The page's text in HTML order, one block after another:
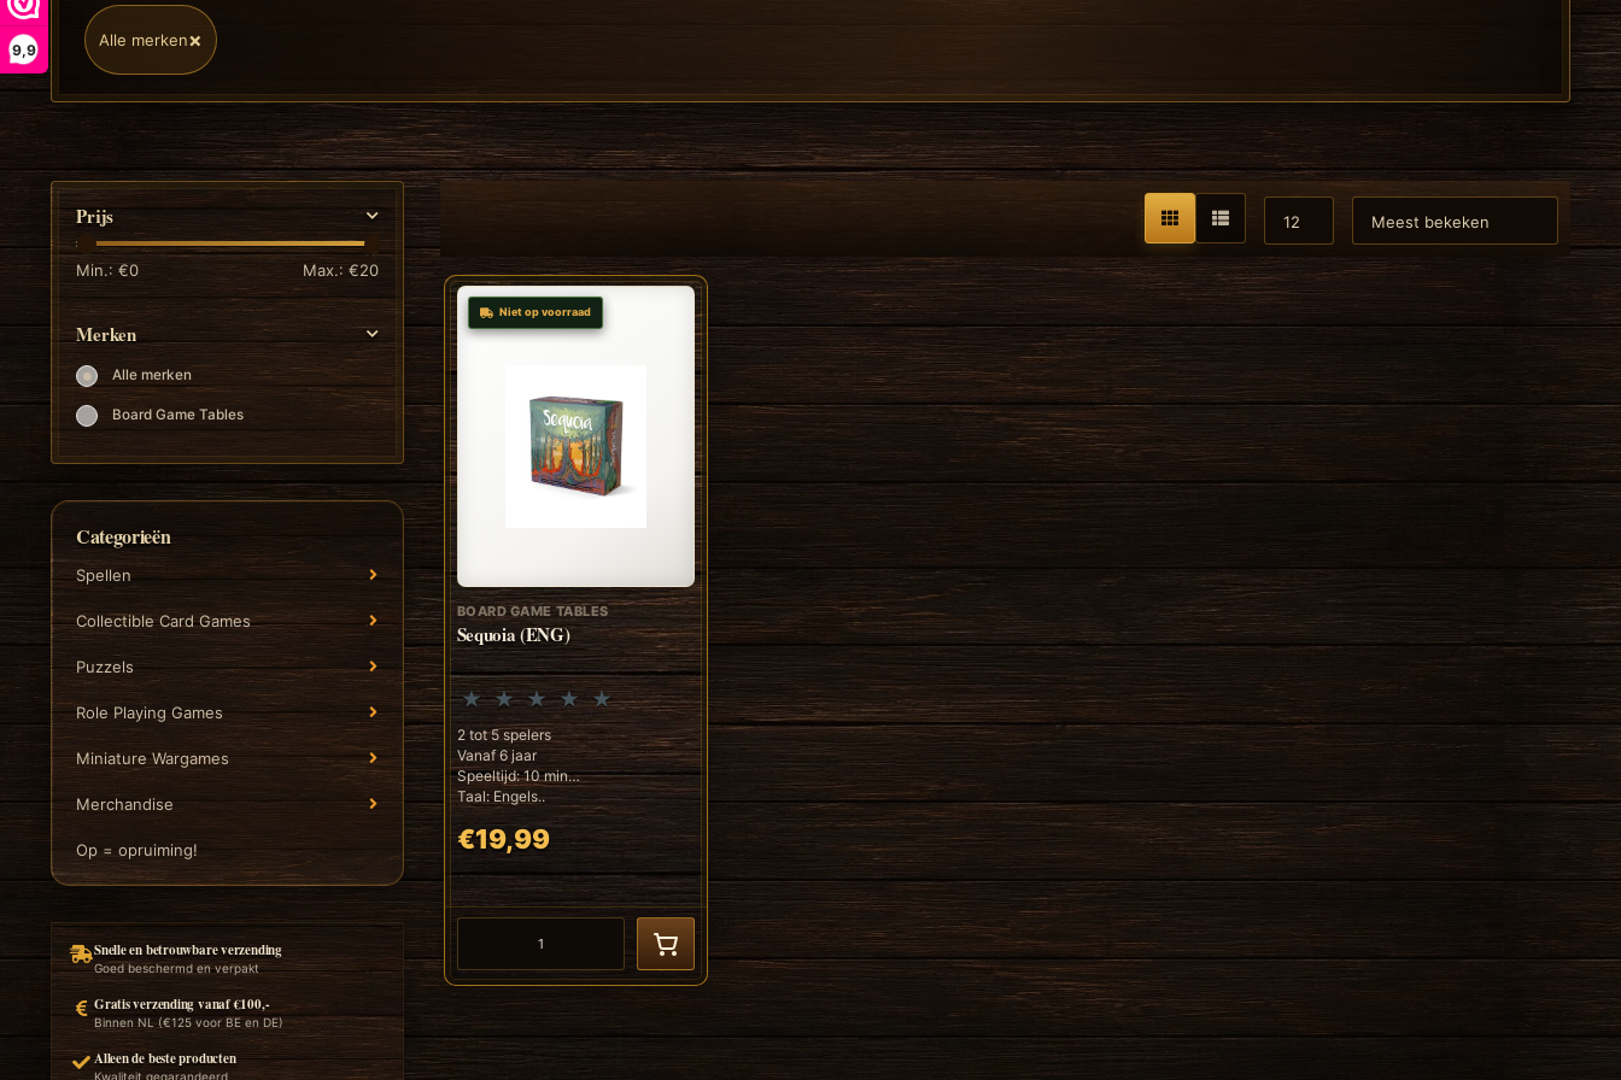
9,9 Alle merken×
Prijs
Min.: €0 Max.: €20
Merken
Alle merken
Board Game Tables
Categorieën
Spellen
Collectible Card Games
Puzzels
Role Playing Games
Miniature Wargames
Merchandise
Op = opruiming!
Snelle en betrouwbare verzending
Goed beschermd en verpakt
Gratis verzending vanaf €100,-
Binnen NL (€125 voor BE en DE)
Alleen de beste producten
Kwaliteit gegarandeerd
Niet op voorraad
BOARD GAME TABLES
Sequoia (ENG)
2 tot 5 spelers
Vanaf 6 jaar
Speeltijd: 10 min
Taal: Engels..
€19,99